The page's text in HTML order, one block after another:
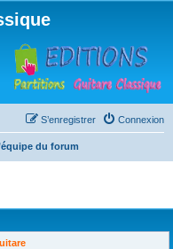
Connexion
S’enregistrer
du forum